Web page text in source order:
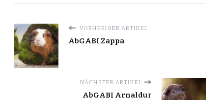
VORHERIGER ARTIKEL
AbGABI Zappa
NÄCHSTER ARTIKEL
AbGABI Arnaldur